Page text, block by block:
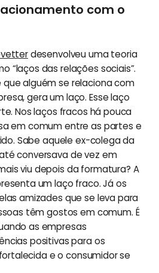
com o
desenvolveu uma teoria
“laços das relações sociais”.
que alguém se relaciona com
gera um laço. Esse laço
Nos laços fracos há pouca
em comum entre as partes e
Sabe aquele ex-colega da
conversava de vez em
viu depois da formatura? A
um laço fraco. Já os
amizades que se leva para
têm gostos em comum. É
as empresas
positivas para os
e o consumidor se